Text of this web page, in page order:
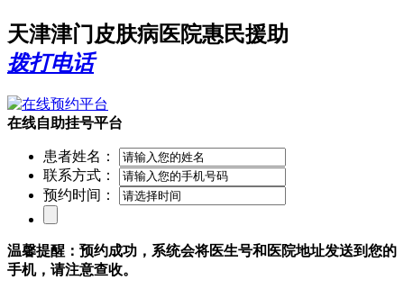
天津津门皮肤病医院惠民援助
拨打电话
在线自助挂号平台
患者姓名：
联系方式：
预约时间：
温馨提醒：预约成功，系统会将医生号和医院地址发送到您的
手机，请注意查收。